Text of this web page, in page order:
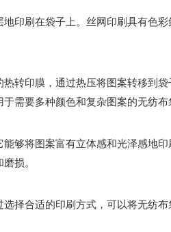
印刷在袋子上。丝网印刷具有色
转印膜，通过热压将图案转移到
需要多种颜色和复杂图案的无纺布
够将图案富有立体感和光泽感地
损。
择合适的印刷方式，可以将无纺